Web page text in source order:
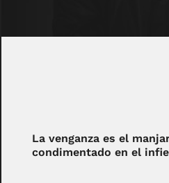
La venganza es el
condimentado en el